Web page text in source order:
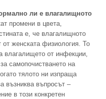
ли е влагалищното
промени в цвета,
е, че влагалищното
от женската физиология. То
влагалището от инфекции,
самопочистването на
тялото ни изпраща
възниква въпросът –
в този конкретен